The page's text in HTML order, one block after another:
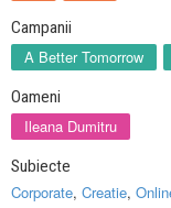
Campanii
A Better Tomorrow
Oameni
Ileana Dumitru
Subiecte
Corporate, Creatie,